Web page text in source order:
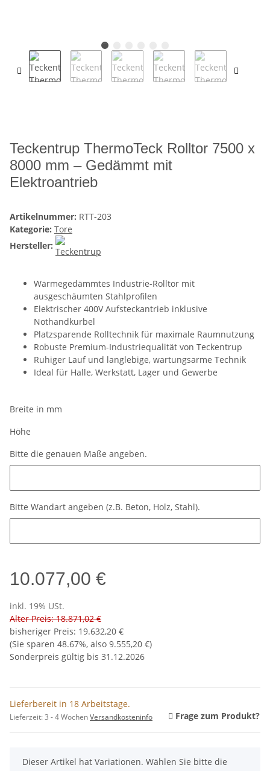
Teckentrup ThermoTeck Rolltor 7500 x
8000 mm – Gedämmt mit
Elektroantrieb
Artikelnummer: RTT-203
Kategorie: Tore
Hersteller:
Wärmegedämmtes Industrie-Rolltor mit
ausgeschäumten Stahlprofilen
Elektrischer 400V Aufsteckantrieb inklusive
Nothandkurbel
Platzsparende Rolltechnik für maximale Raumnutzung
Robuste Premium-Industriequalität von Teckentrup
Ruhiger Lauf und langlebige, wartungsarme Technik
Ideal für Halle, Werkstatt, Lager und Gewerbe
Breite in mm
Höhe
Bitte die genauen Maße angeben.
Bitte Wandart angeben (z.B. Beton, Holz, Stahl).
10.077,00 €
inkl. 19% USt.
Alter Preis: 18.871,02 €
bisheriger Preis: 19.632,20 €
(Sie sparen 48.67%, also 9.555,20 €)
Sonderpreis gültig bis 31.12.2026
Lieferbereit in 18 Arbeitstage.
Lieferzeit:3 - 4 WochenVersandkosteninfo Frage zum Produkt?
x
Dieser Artikel hat Variationen. Wählen Sie bitte die